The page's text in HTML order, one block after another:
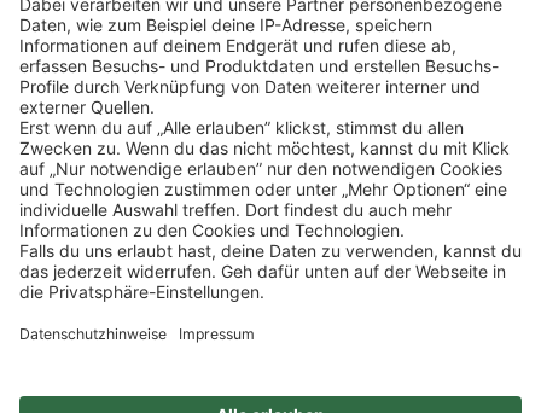
Klickehier, um alle offenen Jobs zu sehen.
Impressum Datenschutz
Privatsphäre-Einstellungen
FAQ
Veranstaltungen
Sitemap